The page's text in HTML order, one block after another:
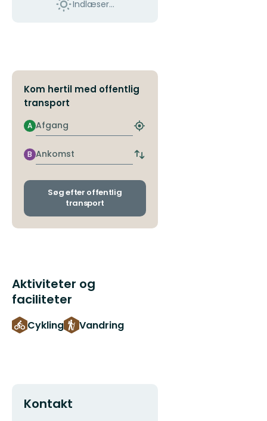
Indlæser...
Kom hertil med offentlig
transport
Afgang
A
Find
nærmeste
stoppested
Ankomst
B
Skift
og
Søg efter offentlig
transport
Aktiviteter og
faciliteter
Cykling Vandring
Kontakt